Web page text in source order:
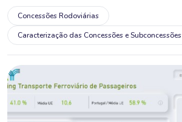
Concessões Rodoviárias
Caracterização das Concessões e Subconcessões